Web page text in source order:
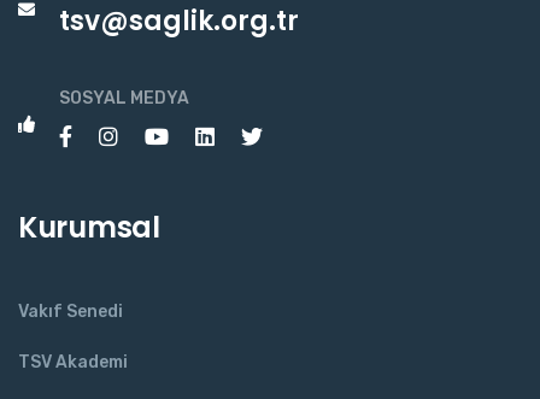
tsv@saglik.org.tr
SOSYAL MEDYA
Kurumsal
Vakıf Senedi
TSV Akademi